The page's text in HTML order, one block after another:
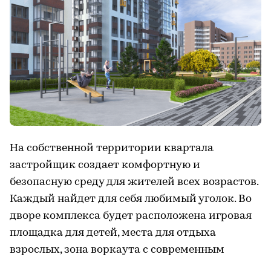
На собственной территории квартала
застройщик создает комфортную и
безопасную среду для жителей всех возрастов.
Каждый найдет для себя любимый уголок. Во
дворе комплекса будет расположена игровая
площадка для детей, места для отдыха
взрослых, зона воркаута с современным